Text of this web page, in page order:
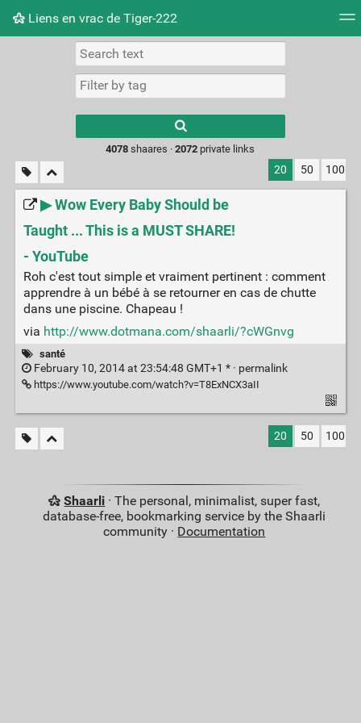
Liens en vrac de Tiger-222
Picture wall
results.
4078 shaares ·2072 private links
20 50 100
▶ Wow Every Baby Should be
Taught ... This is a MUST SHARE!
- YouTube
Roh c'est tout simple et vraiment pertinent : comment
apprendre à un bébé à se retourner en cas de chutte
dans une piscine. Chapeau !
via http://www.dotmana.com/shaarli/?cWGnvg
santé
February 10, 2014 at 23:54:48 GMT+1 * · permalink
https://www.youtube.com/watch?v=T8ExNCX3aII
20 50 100
Shaarli · The personal, minimalist, super fast,
database-free, bookmarking service by the Shaarli
community · Documentation